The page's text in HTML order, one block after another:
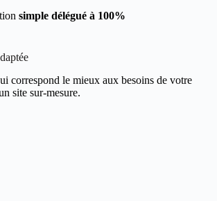
simple délégué à 100%
correspond le mieux aux besoins de votre
site sur-mesure.